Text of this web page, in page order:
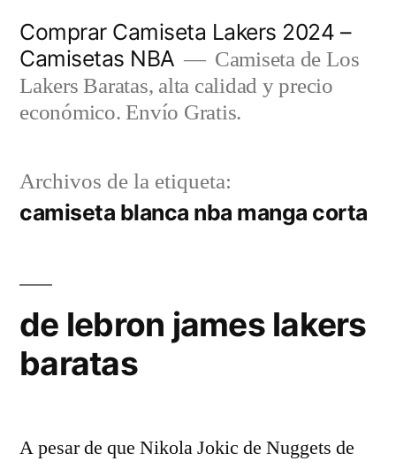
contenido
Comprar Camiseta Lakers 2024 –
Camisetas NBA
Camiseta de Los
Lakers Baratas, alta calidad y precio
económico. Envío Gratis.
Archivos de la etiqueta:
camiseta blanca nba manga corta
de lebron james lakers
baratas
A pesar de que Nikola Jokic de Nuggets de